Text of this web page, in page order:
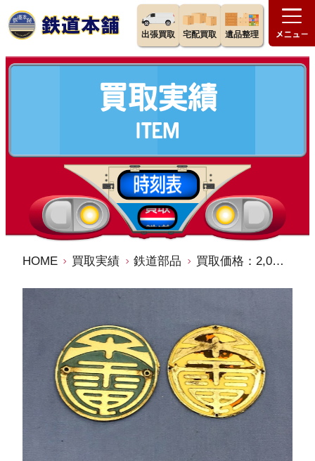
出張買取 宅配買取 遺品整理
HOME 買取実績 鉄道部品 買取価格：2,000円 大阪市交通局 地下鉄 電車 車外局章 アルミ製 市電マーク